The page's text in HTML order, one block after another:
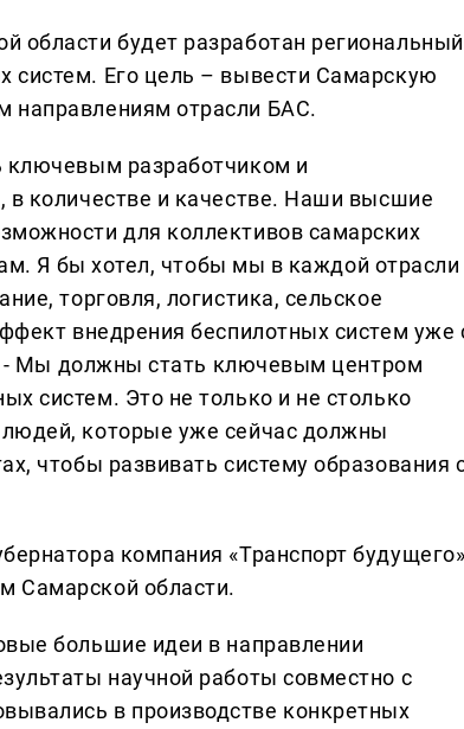
области будет разработан региональный
систем. Его цель – вывести Самарскую
направлениям отрасли БАС.
ключевым разработчиком и
в количестве и качестве. Наши высшие
для коллективов самарских
Я бы хотел, чтобы мы в каждой отрасли
торговля, логистика, сельское
внедрения беспилотных систем уже
- Мы должны стать ключевым центром
систем. Это не только и не столько
которые уже сейчас должны
чтобы развивать систему образования
компания «Транспорт
Самарской области.
большие идеи в направлении
научной работы совместно с
в производстве конкретных